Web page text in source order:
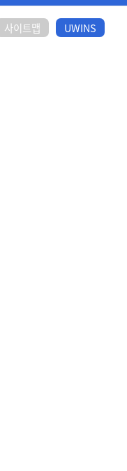
사이트맵 UWINS